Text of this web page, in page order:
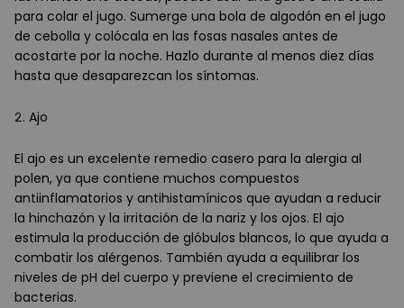
para colar el jugo. Sumerge una bola de algodón en el jugo
de cebolla y colócala en las fosas nasales antes de
acostarte por la noche. Hazlo durante al menos diez días
hasta que desaparezcan los síntomas.
2. Ajo
El ajo es un excelente remedio casero para la alergia al
polen, ya que contiene muchos compuestos
antiinflamatorios y antihistamínicos que ayudan a reducir
la hinchazón y la irritación de la nariz y los ojos. El ajo
estimula la producción de glóbulos blancos, lo que ayuda a
combatir los alérgenos. También ayuda a equilibrar los
niveles de pH del cuerpo y previene el crecimiento de
bacterias.